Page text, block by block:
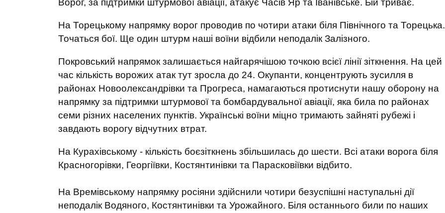
Ворог, за підтримки штурмової авіації, атакує Часів Яр та Іванівське. Бій триває.
На Торецькому напрямку ворог проводив по чотири атаки біля Північного та Торецька.
Точаться бої. Ще один штурм наші воїни відбили неподалік Залізного.
Покровський напрямок залишається найгарячішою точкою всієї лінії зіткнення. На цей
час кількість ворожих атак тут зросла до 24. Окупанти, концентрують зусилля в
районах Новоолександрівки та Прогреса, намагаються протиснути нашу оборону на
напрямку за підтримки штурмової та бомбардувальної авіації, яка била по районах
семи різних населених пунктів. Українські воїни міцно тримають зайняті рубежі і
завдають ворогу відчутних втрат.
На Курахівському - кількість боєзіткнень збільшилась до шести. Всі атаки ворога біля
Красногорівки, Георгіївки, Костянтинівки та Парасковіївки відбито.
На Времівському напрямку росіяни здійснили чотири безуспішні наступальні дії
неподалік Водяного, Костянтинівки та Урожайного. Біля останнього били по наших